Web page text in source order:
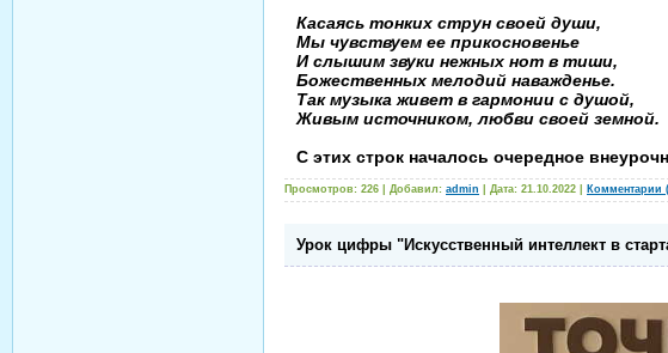
Касаясь тонких струн своей души,
Мы чувствуем ее прикосновенье
И слышим звуки нежных нот в тиши,
Божественных мелодий наважденье.
Так музыка живет в гармонии с душой,
Живым источником, любви своей земной.
С этих строк началось очередное
Просмотров: 226 | Добавил: admin | Дата: 21.10.2022 Комментарии
Урок цифры "Искусственный интеллект в